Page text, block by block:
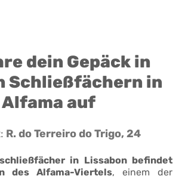
dein Gepäck in
Schließfächern in
Alfama auf
R. do Terreiro do Trigo, 24
in Lissabon befindet
des Alfama-Viertels, einem der